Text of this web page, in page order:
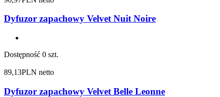
Dyfuzor zapachowy Velvet Nuit Noire
Dostępność 0 szt.
89,13PLN netto
Dyfuzor zapachowy Velvet Belle Leonne